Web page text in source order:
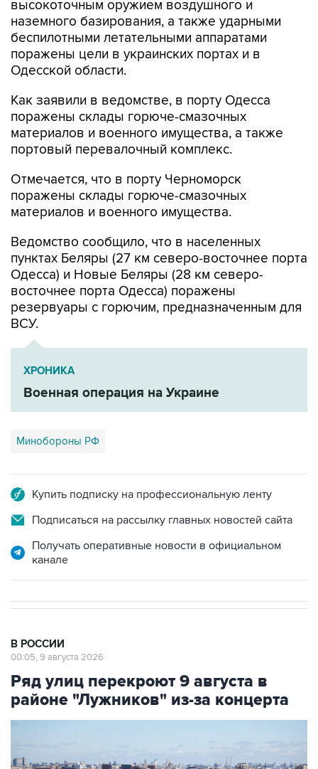
высокоточным оружием воздушного и
наземного базирования, а также ударными
беспилотными летательными аппаратами
поражены цели в украинских портах и в
Одесской области.
Как заявили в ведомстве, в порту Одесса
поражены склады горюче-смазочных
материалов и военного имущества, а также
портовый перевалочный комплекс.
Отмечается, что в порту Черноморск
поражены склады горюче-смазочных
материалов и военного имущества.
Ведомство сообщило, что в населенных
пунктах Беляры (27 км северо-восточнее порта
Одесса) и Новые Беляры (28 км северо-
восточнее порта Одесса) поражены
резервуары с горючим, предназначенным для
ВСУ.
ХРОНИКА
Военная операция на Украине
Минобороны РФ
Купить подписку на профессиональную ленту
Подписаться на рассылку главных новостей сайта
Получать оперативные новости в официальном
канале
В РОССИИ
00:05, 9 августа 2026
Ряд улиц перекроют 9 августа в
районе "Лужников" из-за концерта